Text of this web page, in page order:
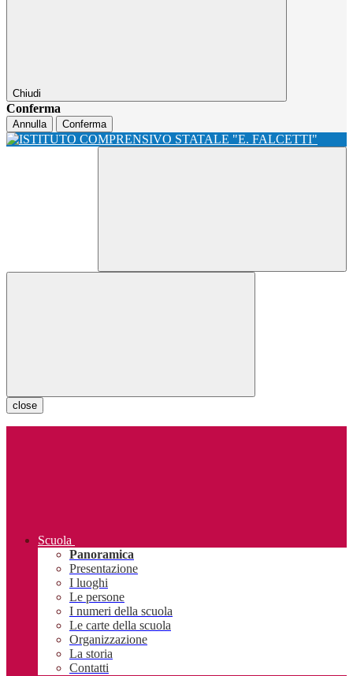
Chiudi
Conferma
Annulla Conferma
close
Scuola
Panoramica
Presentazione
I luoghi
Le persone
I numeri della scuola
Le carte della scuola
Organizzazione
La storia
Contatti